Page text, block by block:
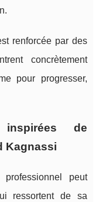
renforcée par des
concrètement
pour progresser,
de
Kagnassi
peut
ressortent de sa